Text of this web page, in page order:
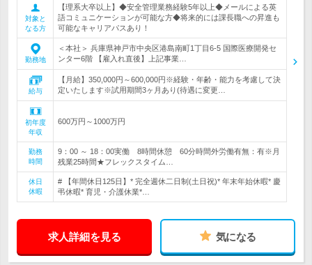
対象と
なる方
【理系大卒以上】◆安全管理業務経験5年以上◆メールによる英
語コミュニケーションが可能な方◆将来的には課長職への昇進も
可能なキャリアパスあり！
勤務地
＜本社＞ 兵庫県神戸市中央区港島南町1丁目6-5 国際医療開発セ
ンター6階 【雇入れ直後】上記事業…
給与
【月給】350,000円～600,000円※経験・年齢・能力を考慮して決
定いたします※試用期間3ヶ月あり(待遇に変更…
初年度
年収
600万円～1000万円
勤務
時間
9：00 ～ 18：00実働 8時間休憩 60分時間外労働有無：有※月
残業25時間★フレックスタイム…
休日
休暇
# 【年間休日125日】* 完全週休二日制(土日祝)* 年末年始休暇* 慶
弔休暇* 育児・介護休業*…
求人詳細を見る 気になる